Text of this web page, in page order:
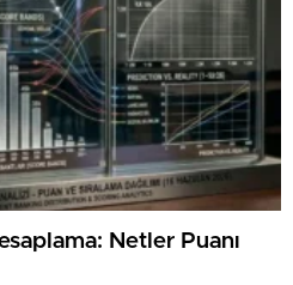
Netler Puanı